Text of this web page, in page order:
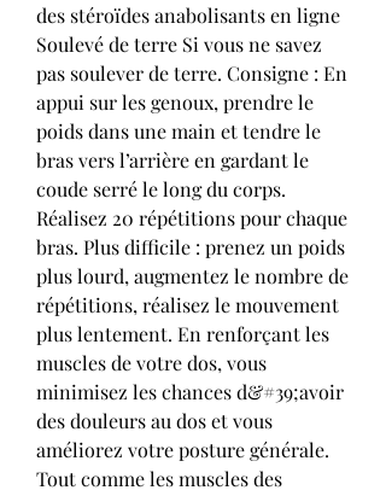
des stéroïdes anabolisants en ligne
Soulevé de terre Si vous ne savez
pas soulever de terre. Consigne : En
appui sur les genoux, prendre le
poids dans une main et tendre le
bras vers l’arrière en gardant le
coude serré le long du corps.
Réalisez 20 répétitions pour chaque
bras. Plus difficile : prenez un poids
plus lourd, augmentez le nombre de
répétitions, réalisez le mouvement
plus lentement. En renforçant les
muscles de votre dos, vous
minimisez les chances d&#39;avoir
des douleurs au dos et vous
améliorez votre posture générale.
Tout comme les muscles des